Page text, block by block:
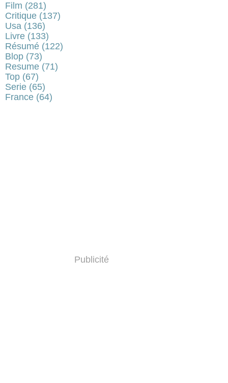
Film (281)
Critique (137)
Usa (136)
Livre (133)
Résumé (122)
Blop (73)
Resume (71)
Top (67)
Serie (65)
France (64)
Publicité